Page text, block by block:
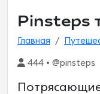
Pinsteps
Главная
444 • @pinsteps